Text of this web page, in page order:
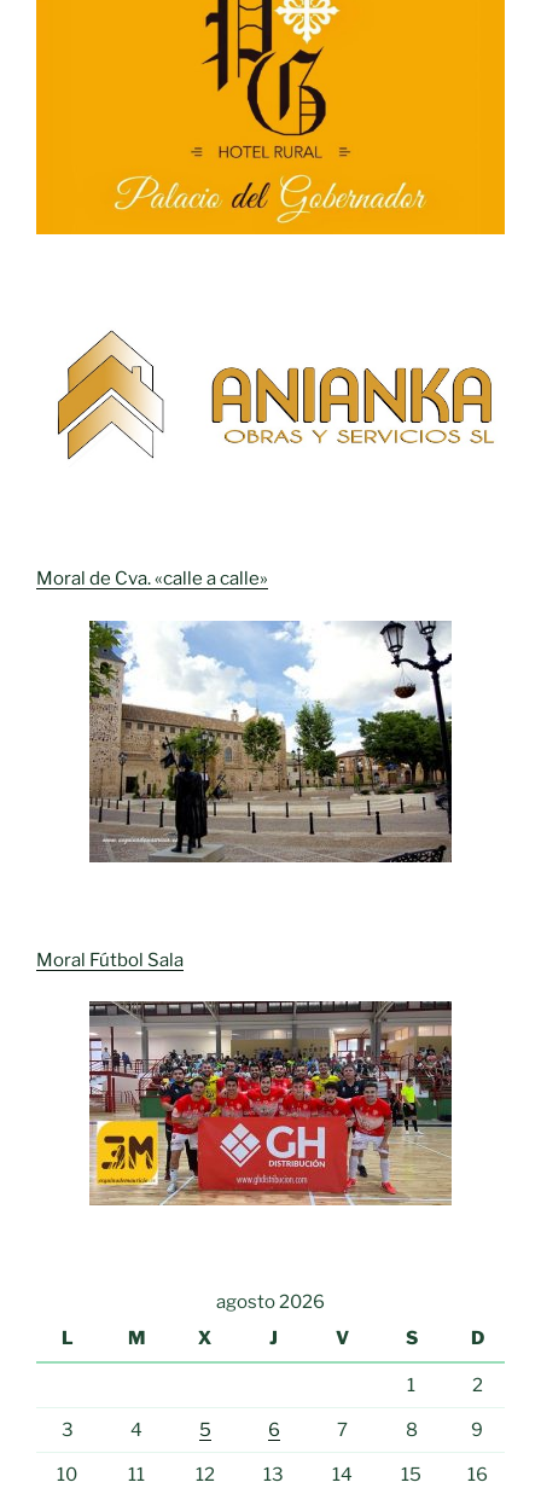
Moral de Cva. «calle a calle»
Moral Fútbol Sala
agosto 2026
L
M X J V S D
1 2
3 4 5 6 7 8 9
10 11 12 13 14 15 16